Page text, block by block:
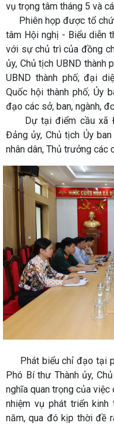
vụ trọng tâm tháng 5 và
Phiên họp được tổ
tâm Hội nghị - Biểu diễn
với sự chủ trì của đồng
ủy, Chủ tịch UBND thành
UBND thành phố; đại
Quốc hội thành phố; Ủy
đạo các sở, ban, ngành,
Dự tại điểm cầu xã
Đảng ủy, Chủ tịch Ủy
nhân dân, Thủ trưởng các
Phát biểu chỉ đạo tại
Phó Bí thư Thành ủy,
nghĩa quan trọng của
nhiệm vụ phát triển
năm, qua đó kịp thời đề